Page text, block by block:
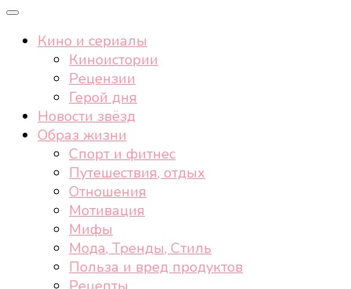
Кино и сериалы
Киноистории
Рецензии
Герой дня
Новости звёзд
Образ жизни
Спорт и фитнес
Путешествия, отдых
Отношения
Мотивация
Мифы
Мода, Тренды, Стиль
Польза и вред продуктов